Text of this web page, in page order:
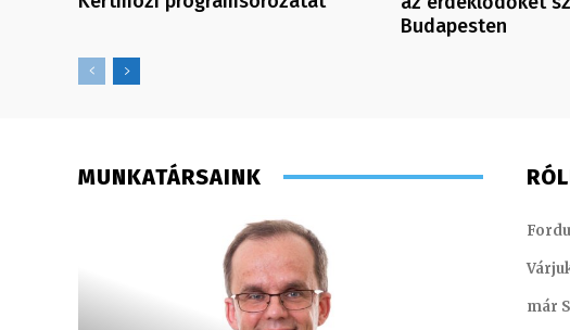
Budapesten
MUNKATÁRSAINK
már